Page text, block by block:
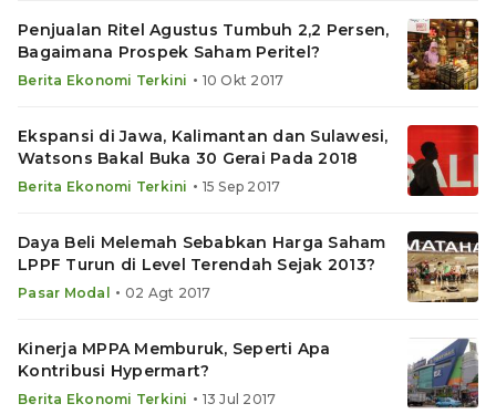
Penjualan Ritel Agustus Tumbuh 2,2 Persen,
Bagaimana Prospek Saham Peritel?
Berita Ekonomi Terkini • 10 Okt 2017
Ekspansi di Jawa, Kalimantan dan Sulawesi,
Watsons Bakal Buka 30 Gerai Pada 2018
Berita Ekonomi Terkini • 15 Sep 2017
Daya Beli Melemah Sebabkan Harga Saham
LPPF Turun di Level Terendah Sejak 2013?
Pasar Modal • 02 Agt 2017
Kinerja MPPA Memburuk, Seperti Apa
Kontribusi Hypermart?
Berita Ekonomi Terkini • 13 Jul 2017